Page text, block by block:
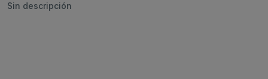
Sin descripción